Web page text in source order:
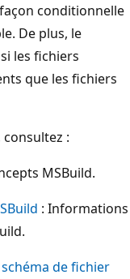
conditionnelle
De plus, le
les fichiers
que les fichiers
:
MSBuild.
: Informations
de fichier